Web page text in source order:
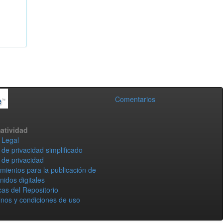
Comentarios
privacidad simplificado
privacidad
para la publicación de
digitales
del Repositorio
y condiciones de uso